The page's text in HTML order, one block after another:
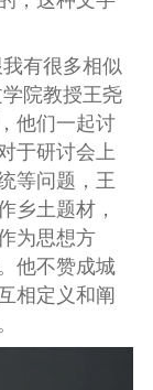
有很多相似
院教授王尧
他们一起讨
于研讨会上
等问题，王
乡土题材，
为思想方
他不赞成城
相定义和阐